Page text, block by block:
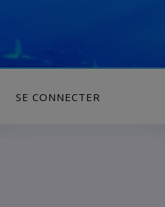
SE CONNECTER